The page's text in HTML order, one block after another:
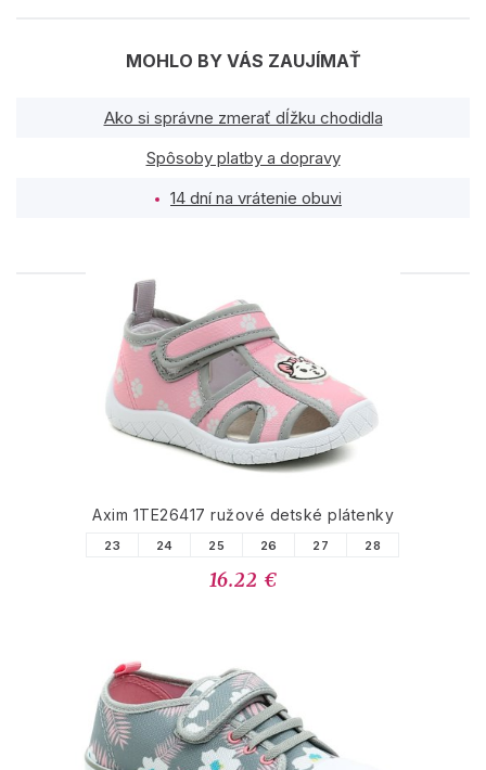
MOHLO BY VÁS ZAUJÍMAŤ
Ako si správne zmerať dĺžku chodidla
Spôsoby platby a dopravy
14 dní na vrátenie obuvi
PODOBNÉ PRODUKTY
Axim 1TE26417 ružové detské plátenky
23 24 25 26 27 28
16.22 €